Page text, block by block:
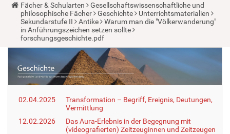
Y
o
u
a
r
e
r
e
:
Fächer & Schularten
Gesellschaftswissenschaftliche und
philosophische Fächer
Geschichte
Unterrichtsmaterialien
Sekundarstufe II
Antike
Warum man die "Völkerwanderung"
in Anführungszeichen setzen sollte
forschungsgeschichte.pdf
02.04.2025
Transformation – Begriff, Ereignis, Deutungen,
Vermittlung
12.02.2026
Das Aura-Erlebnis in der Begegnung mit
(videografierten) Zeitzeuginnen und Zeitzeugen